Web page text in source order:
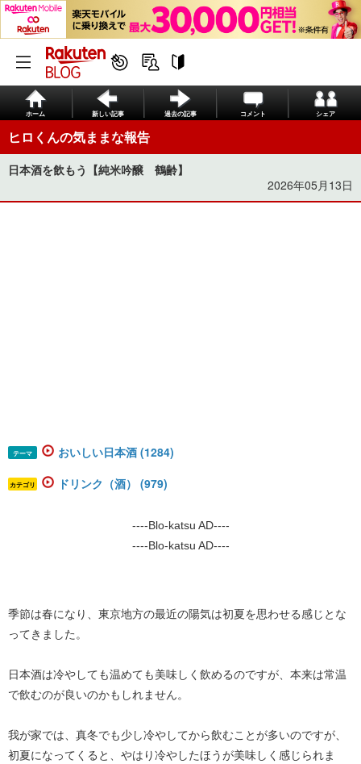
ホーム 新しい記事 過去の記事 コメント シェア
ヒロくんの気ままな報告
日本酒を飲もう【純米吟醸 鶴齢】
2026年05月13日
テーマ おいしい日本酒 (1284)
カテゴリ ドリンク（酒） (979)
----Blo-katsu AD----
----Blo-katsu AD----
季節は春になり、東京地方の最近の陽気は初夏を思わせる感じとな
ってきました。
日本酒は冷やしても温めても美味しく飲めるのですが、本来は常温
で飲むのが良いのかもしれません。
我が家では、真冬でも少し冷やしてから飲むことが多いのですが、
初夏になってくると、やはり冷やしたほうが美味しく感じられま